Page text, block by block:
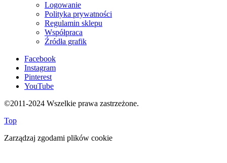
Logowanie
Polityka prywatności
Regulamin sklepu
Współpraca
Źródła grafik
Facebook
Instagram
Pinterest
YouTube
©2011-2024 Wszelkie prawa zastrzeżone.
Top
Zarządzaj zgodami plików cookie